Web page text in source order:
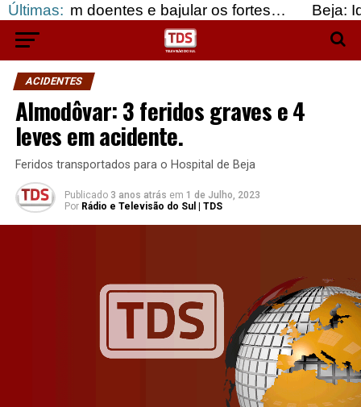
Últimas:
doentes e bajular os fortes… Beja:
ACIDENTES
Almodôvar: 3 feridos graves e 4
leves em acidente.
Feridos transportados para o Hospital de Beja
Publicado 3 anos atrás em 1 de Julho, 2023
Por Rádio e Televisão do Sul | TDS